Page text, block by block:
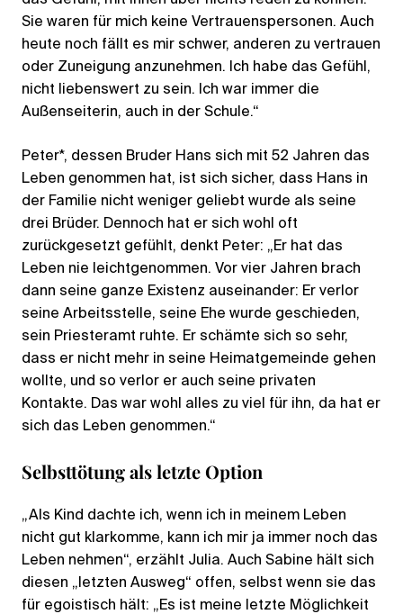
Sie waren für mich keine Vertrauenspersonen. Auch
heute noch fällt es mir schwer, anderen zu vertrauen
oder Zuneigung anzunehmen. Ich habe das Gefühl,
nicht liebenswert zu sein. Ich war immer die
Außenseiterin, auch in der Schule.“
Peter*, dessen Bruder Hans sich mit 52 Jahren das
Leben genommen hat, ist sich sicher, dass Hans in
der Familie nicht weniger geliebt wurde als seine
drei Brüder. Dennoch hat er sich wohl oft
zurückgesetzt gefühlt, denkt Peter: „Er hat das
Leben nie leichtgenommen. Vor vier Jahren brach
dann seine ganze Existenz auseinander: Er verlor
seine Arbeitsstelle, seine Ehe wurde geschieden,
sein Priesteramt ruhte. Er schämte sich so sehr,
dass er nicht mehr in seine Heimatgemeinde gehen
wollte, und so verlor er auch seine privaten
Kontakte. Das war wohl alles zu viel für ihn, da hat er
sich das Leben genommen.“
Selbsttötung als letzte Option
„Als Kind dachte ich, wenn ich in meinem Leben
nicht gut klarkomme, kann ich mir ja immer noch das
Leben nehmen“, erzählt Julia. Auch Sabine hält sich
diesen „letzten Ausweg“ offen, selbst wenn sie das
für egoistisch hält: „Es ist meine letzte Möglichkeit